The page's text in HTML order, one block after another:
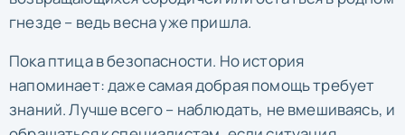
гнезде – ведь весна уже пришла.
Пока птица в безопасности. Но история
напоминает: даже самая добрая помощь требует
знаний. Лучше всего – наблюдать, не вмешиваясь, и